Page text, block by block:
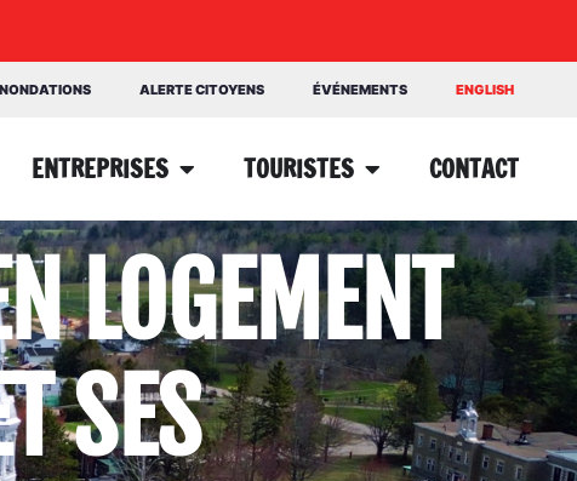
ALERTE CITOYENS ÉVÉNEMENTS ENGLISH
ENTREPRISES TOURISTES CONTACT
LOGEMENT
SES